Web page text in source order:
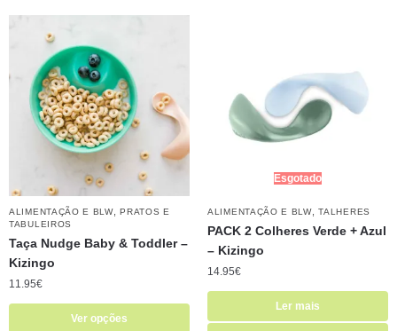
ALIMENTAÇÃO E BLW,PRATOS E
TABULEIROS
Taça Nudge Baby & Toddler –
Kizingo
11.95€
Ver opções
Esgotado
ALIMENTAÇÃO E BLW,TALHERES
PACK 2 Colheres Verde + Azul
– Kizingo
14.95€
Ler mais